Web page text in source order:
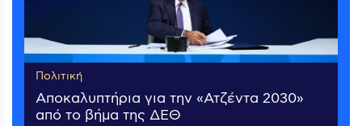
Πολιτική
Αποκαλυπτήρια για την «Ατζέντα 2030»
από το βήμα της ΔΕΘ